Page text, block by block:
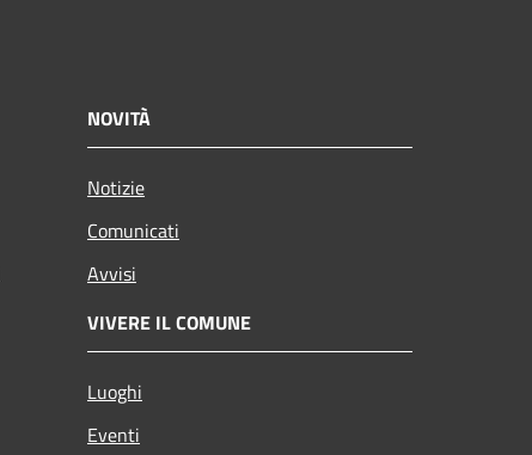
NOVITÀ
Notizie
Comunicati
Avvisi
VIVERE IL COMUNE
Luoghi
Eventi